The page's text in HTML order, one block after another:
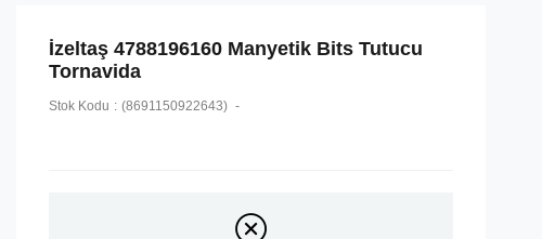
İzeltaş 4788196160 Manyetik Bits Tutucu
Tornavida
Stok Kodu (8691150922643)